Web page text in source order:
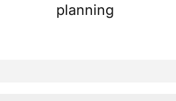
planning